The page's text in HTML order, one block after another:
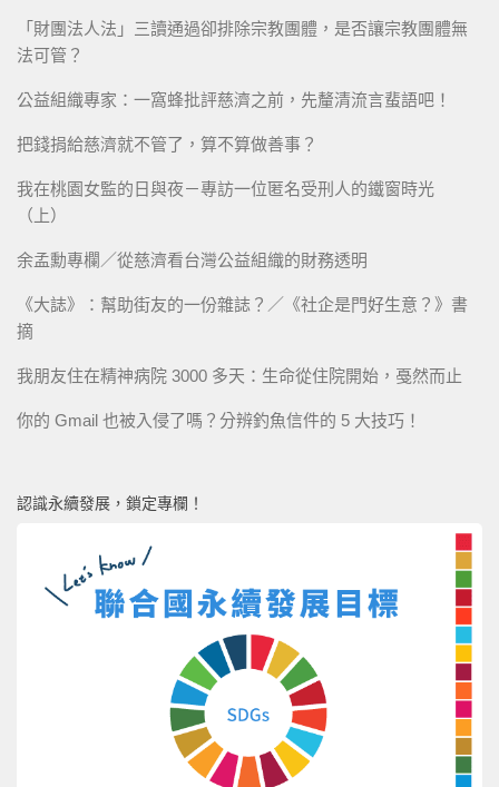
「財團法人法」三讀通過卻排除宗教團體，是否讓宗教團體無
法可管？
公益組織專家：一窩蜂批評慈濟之前，先釐清流言蜚語吧！
把錢捐給慈濟就不管了，算不算做善事？
我在桃園女監的日與夜－專訪一位匿名受刑人的鐵窗時光
（上）
余孟勳專欄／從慈濟看台灣公益組織的財務透明
《大誌》：幫助街友的一份雜誌？／《社企是門好生意？》書
摘
我朋友住在精神病院 3000 多天：生命從住院開始，戞然而止
你的 Gmail 也被入侵了嗎？分辨釣魚信件的 5 大技巧！
認識永續發展，鎖定專欄！